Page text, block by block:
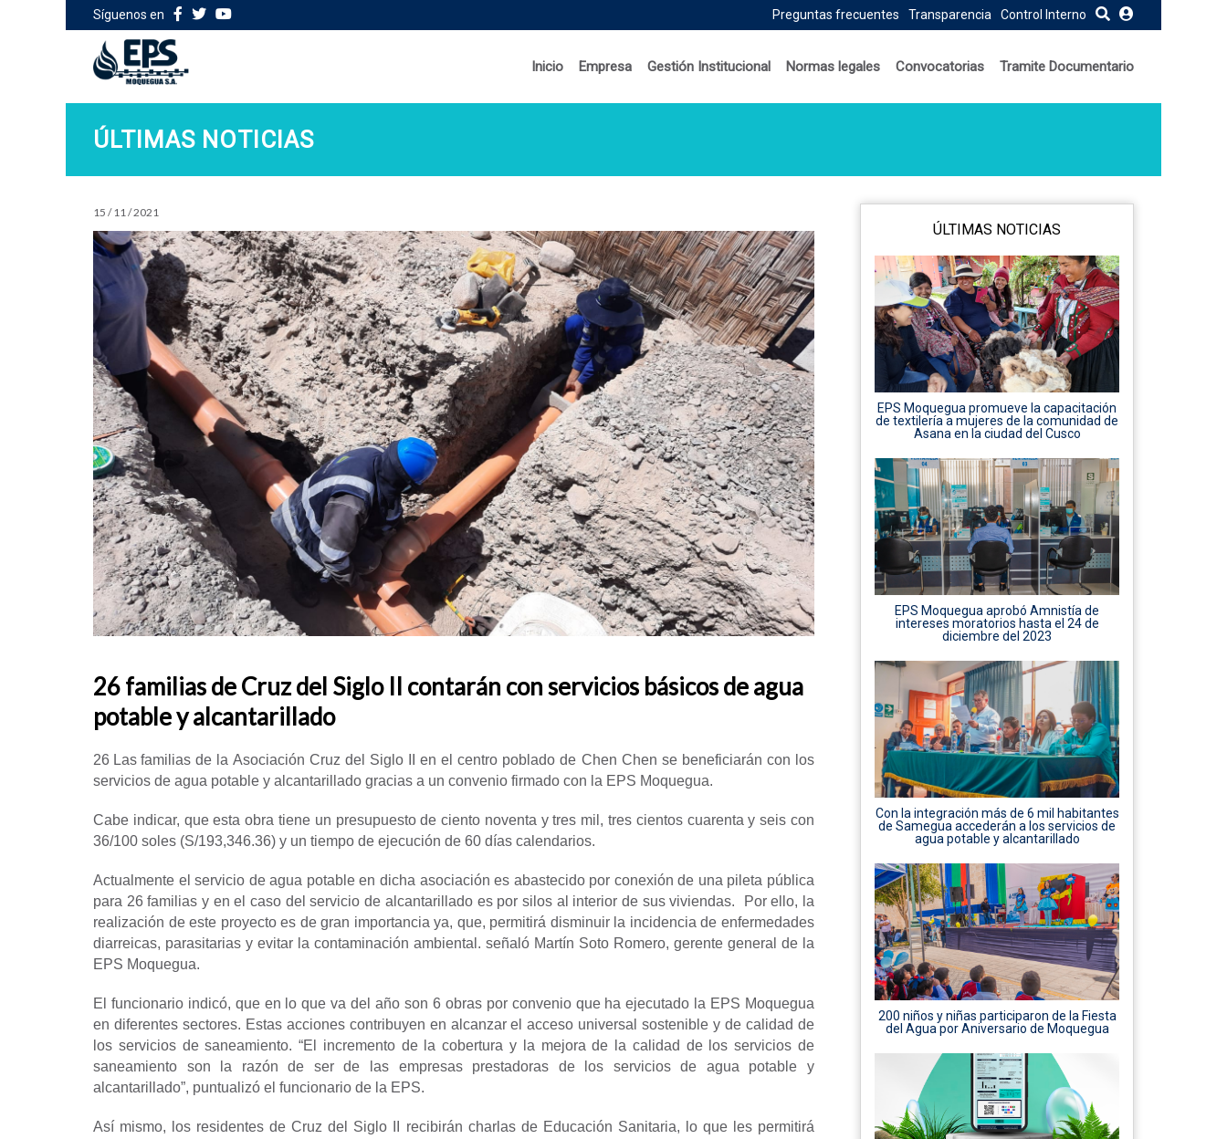
Síguenos en Preguntas frecuentes Transparencia Control Interno
Inicio Empresa Gestión Institucional Normas legales Convocatorias Tramite Documentario
ÚLTIMAS NOTICIAS
15 / 11 / 2021
26 familias de Cruz del Siglo II contarán con servicios básicos de agua
potable y alcantarillado
26 Las familias de la Asociación Cruz del Siglo II en el centro poblado de Chen Chen se beneficiarán con los
servicios de agua potable y alcantarillado gracias a un convenio firmado con la EPS Moquegua.
Cabe indicar, que esta obra tiene un presupuesto de ciento noventa y tres mil, tres cientos cuarenta y seis con
36/100 soles (S/193,346.36) y un tiempo de ejecución de 60 días calendarios.
Actualmente el servicio de agua potable en dicha asociación es abastecido por conexión de una pileta pública
para 26 familias y en el caso del servicio de alcantarillado es por silos al interior de sus viviendas. Por ello, la
realización de este proyecto es de gran importancia ya, que, permitirá disminuir la incidencia de enfermedades
diarreicas, parasitarias y evitar la contaminación ambiental. señaló Martín Soto Romero, gerente general de la
EPS Moquegua.
El funcionario indicó, que en lo que va del año son 6 obras por convenio que ha ejecutado la EPS Moquegua
en diferentes sectores. Estas acciones contribuyen en alcanzar el acceso universal sostenible y de calidad de
los servicios de saneamiento. “El incremento de la cobertura y la mejora de la calidad de los servicios de
saneamiento son la razón de ser de las empresas prestadoras de los servicios de agua potable y
alcantarillado”, puntualizó el funcionario de la EPS.
Así mismo, los residentes de Cruz del Siglo II recibirán charlas de Educación Sanitaria, lo que les permitirá
ÚLTIMAS NOTICIAS
EPS Moquegua promueve la capacitación
de textilería a mujeres de la comunidad de
Asana en la ciudad del Cusco
EPS Moquegua aprobó Amnistía de
intereses moratorios hasta el 24 de
diciembre del 2023
Con la integración más de 6 mil habitantes
de Samegua accederán a los servicios de
agua potable y alcantarillado
200 niños y niñas participaron de la Fiesta
del Agua por Aniversario de Moquegua